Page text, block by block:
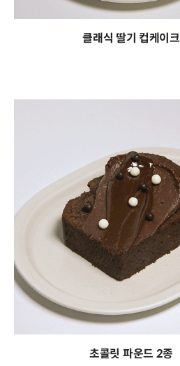
클래식 딸기 컵케이크
초콜릿 파운드 2종